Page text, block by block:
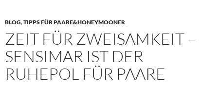
BLOG,TIPPS FÜR PAARE&HONEYMOONER
ZEIT FÜR ZWEISAMKEIT –
SENSIMAR IST DER
RUHEPOL FÜR PAARE